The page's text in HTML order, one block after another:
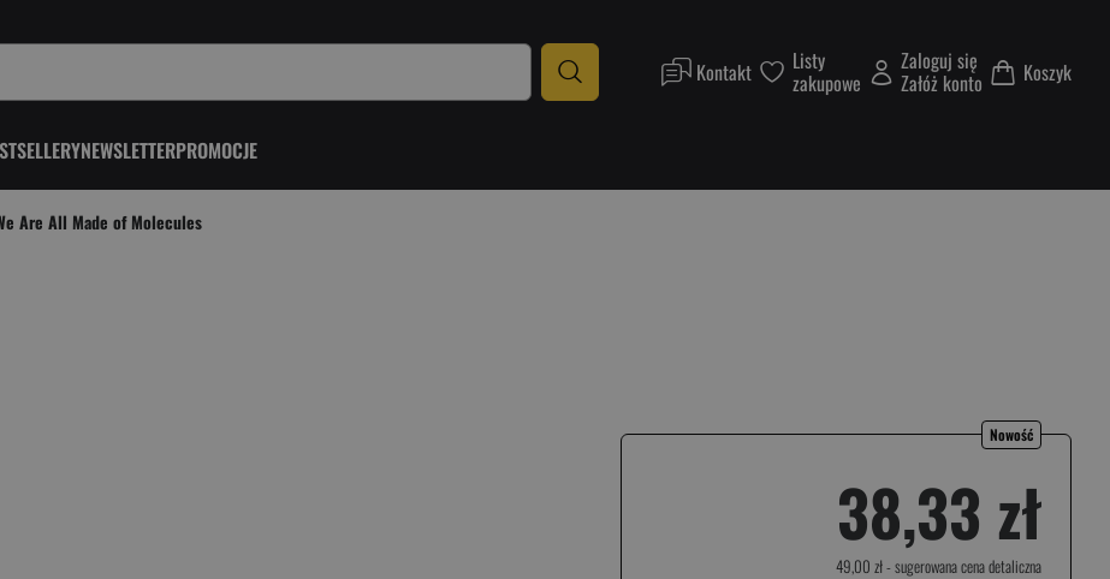
Kontakt Listy
zakupowe
Zaloguj się
Załóż konto Koszyk
NEWSLETTERPROMOCJE
Are All Made of Molecules
Nowość
38,33 zł
49,00 zł- sugerowana cena detaliczna